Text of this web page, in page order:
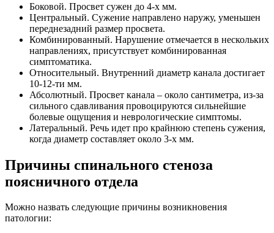
Боковой. Просвет сужен до 4-х мм.
Центральный. Сужение направлено наружу, уменьшен
переднезадний размер просвета.
Комбинированный. Нарушение отмечается в нескольких
направлениях, присутствует комбинированная
симптоматика.
Относительный. Внутренний диаметр канала достигает
10-12-ти мм.
Абсолютный. Просвет канала – около сантиметра, из-за
сильного сдавливания провоцируются сильнейшие
болевые ощущения и неврологические симптомы.
Латеральный. Речь идет про крайнюю степень сужения,
когда диаметр составляет около 3-х мм.
Причины спинального стеноза
поясничного отдела
Можно назвать следующие причины возникновения
патологии: